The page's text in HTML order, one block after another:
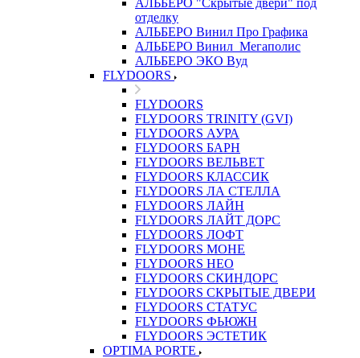
отделку
АЛЬБЕРО Винил Про Графика
АЛЬБЕРО Винил_Мегаполис
АЛЬБЕРО ЭКО Вуд
FLYDOORS
FLYDOORS
FLYDOORS TRINITY (GVI)
FLYDOORS АУРА
FLYDOORS БАРН
FLYDOORS ВЕЛЬВЕТ
FLYDOORS КЛАССИК
FLYDOORS ЛА СТЕЛЛА
FLYDOORS ЛАЙН
FLYDOORS ЛАЙТ ДОРС
FLYDOORS ЛОФТ
FLYDOORS МОНЕ
FLYDOORS НЕО
FLYDOORS СКИНДОРС
FLYDOORS СКРЫТЫЕ ДВЕРИ
FLYDOORS СТАТУС
FLYDOORS ФЬЮЖН
FLYDOORS ЭСТЕТИК
OPTIMA PORTE